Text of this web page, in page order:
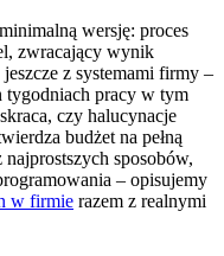
wersję: proces
zwracający wynik
z systemami firmy –
tygodniach pracy w tym
czy halucynacje
budżet na pełną
sposobów,
– opisujemy
w firmie razem z realnymi